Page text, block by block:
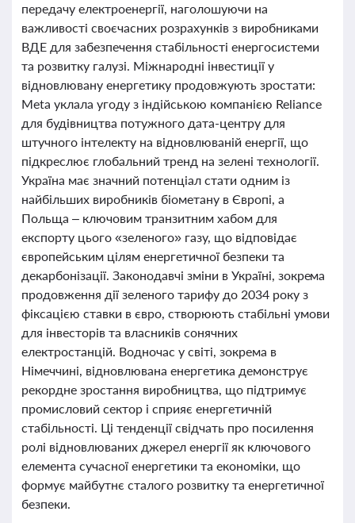
передачу електроенергії, наголошуючи на
важливості своєчасних розрахунків з виробниками
ВДЕ для забезпечення стабільності енергосистеми
та розвитку галузі. Міжнародні інвестиції у
відновлювану енергетику продовжують зростати:
Meta уклала угоду з індійською компанією Reliance
для будівництва потужного дата-центру для
штучного інтелекту на відновлюваній енергії, що
підкреслює глобальний тренд на зелені технології.
Україна має значний потенціал стати одним із
найбільших виробників біометану в Європі, а
Польща – ключовим транзитним хабом для
експорту цього «зеленого» газу, що відповідає
європейським цілям енергетичної безпеки та
декарбонізації. Законодавчі зміни в Україні, зокрема
продовження дії зеленого тарифу до 2034 року з
фіксацією ставки в євро, створюють стабільні умови
для інвесторів та власників сонячних
електростанцій. Водночас у світі, зокрема в
Німеччині, відновлювана енергетика демонструє
рекордне зростання виробництва, що підтримує
промисловий сектор і сприяє енергетичній
стабільності. Ці тенденції свідчать про посилення
ролі відновлюваних джерел енергії як ключового
елемента сучасної енергетики та економіки, що
формує майбутнє сталого розвитку та енергетичної
безпеки.